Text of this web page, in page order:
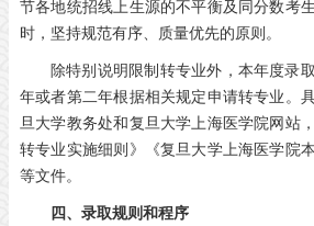
节各地统招线上生源的不平衡及同分数考
时，坚持规范有序、质量优先的原则。
除特别说明限制转专业外，本年度录
年或者第二年根据相关规定申请转专业。
旦大学教务处和复旦大学上海医学院网站
转专业实施细则》《复旦大学上海医学院
等文件。
四、录取规则和程序